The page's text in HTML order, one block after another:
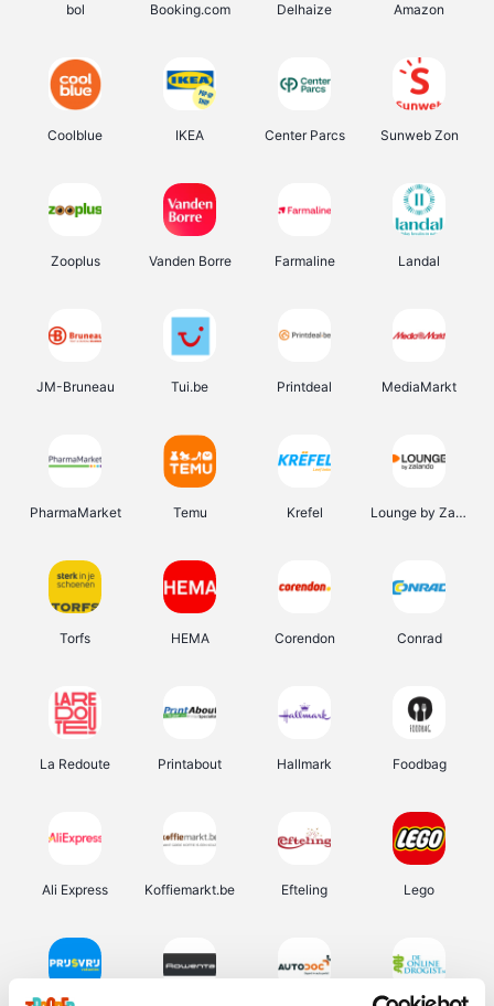
bol Booking.com Delhaize Amazon
Coolblue IKEA Center Parcs Sunweb Zon
Zooplus Vanden Borre Farmaline Landal
JM-Bruneau Tui.be Printdeal MediaMarkt
PharmaMarket Temu Krefel Lounge by Zalando
Torfs HEMA Corendon Conrad
La Redoute Printabout Hallmark Foodbag
Ali Express Koffiemarkt.be Efteling Lego